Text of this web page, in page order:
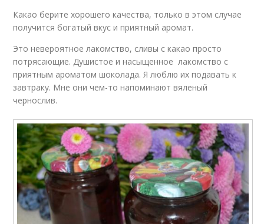
Какао берите хорошего качества, только в этом случае
получится богатый вкус и приятный аромат.
Это невероятное лакомство, сливы с какао просто
потрясающие. Душистое и насыщенное лакомство с
приятным ароматом шоколада. Я люблю их подавать к
завтраку. Мне они чем-то напоминают вяленый
чернослив.